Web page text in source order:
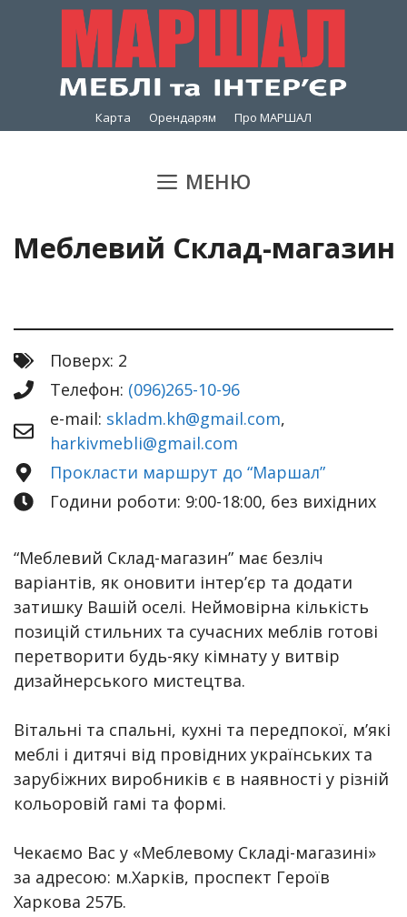
Перейти
Карта Орендарям Про МАРШАЛ
МЕНЮ
Меблевий Склад-магазин
Поверх: 2
Телефон: (096)265-10-96
e-mail: skladm.kh@gmail.com,
harkivmebli@gmail.com
Прокласти маршрут до “Маршал”
Години роботи: 9:00-18:00, без вихідних
“Меблевий Склад-магазин” має безліч
варіантів, як оновити інтер’єр та додати
затишку Вашій оселі. Неймовірна кількість
позицій стильних та сучасних меблів готові
перетворити будь-яку кімнату у витвір
дизайнерського мистецтва.
Вітальні та спальні, кухні та передпокої, м’які
меблі і дитячі від провідних українських та
зарубіжних виробників є в наявності у різній
кольоровій гамі та формі.
Чекаємо Вас у «Меблевому Складі-магазині»
за адресою: м.Харків, проспект Героїв
Харкова 257Б.